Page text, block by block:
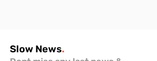
Slow News.